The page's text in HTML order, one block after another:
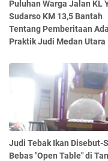
Puluhan Warga Jalan KL
Sudarso KM 13,5 Bantah
Tentang Pemberitaan
Praktik Judi Medan Utara
Judi Tebak Ikan Disebut-
Bebas "Open Table" di